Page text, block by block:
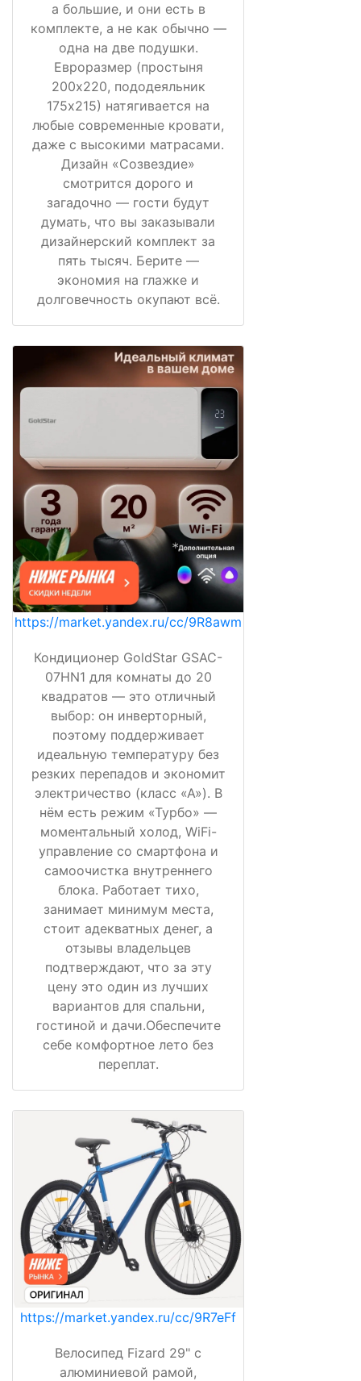
а большие, и они есть в
комплекте, а не как обычно —
одна на две подушки.
Евроразмер (простыня
200х220, пододеяльник
175х215) натягивается на
любые современные кровати,
даже с высокими матрасами.
Дизайн «Созвездие»
смотрится дорого и
загадочно — гости будут
думать, что вы заказывали
дизайнерский комплект за
пять тысяч. Берите —
экономия на глажке и
долговечность окупают всё.
https://market.yandex.ru/cc/9R8awm
Кондиционер GoldStar GSAC-
07HN1 для комнаты до 20
квадратов — это отличный
выбор: он инверторный,
поэтому поддерживает
идеальную температуру без
резких перепадов и экономит
электричество (класс «А»). В
нём есть режим «Турбо» —
моментальный холод, WiFi-
управление со смартфона и
самоочистка внутреннего
блока. Работает тихо,
занимает минимум места,
стоит адекватных денег, а
отзывы владельцев
подтверждают, что за эту
цену это один из лучших
вариантов для спальни,
гостиной и дачи.Обеспечите
себе комфортное лето без
переплат.
https://market.yandex.ru/cc/9R7eFf
Велосипед Fizard 29" с
алюминиевой рамой,